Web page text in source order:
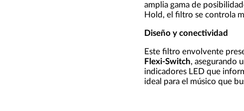
amplia gama de
Hold, el filtro se controla
Diseño y conectividad
Este filtro envolvente
Flexi-Switch, asegurando
indicadores LED que
ideal para el músico que